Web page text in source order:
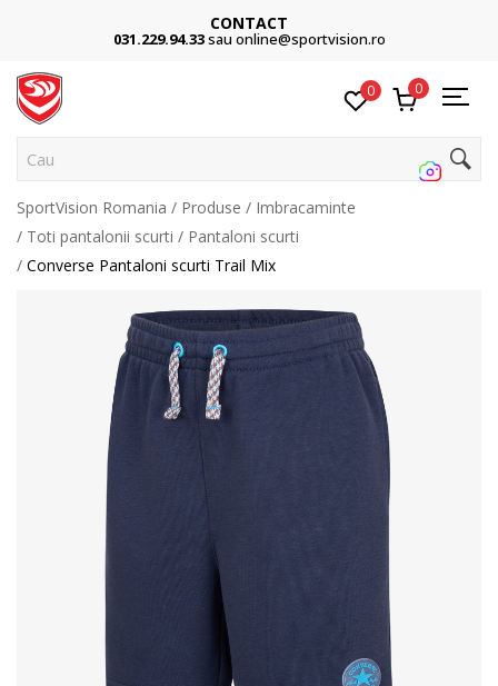
CONTACT
031.229.94.33sau online@sportvision.ro
0 0
Cauta
SportVision Romania Produse
Imbracaminte
Toti pantalonii scurti
Pantaloni scurti
Converse Pantaloni scurti Trail Mix